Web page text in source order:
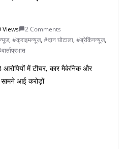
Views
2 Comments
,#क्राइमन्यूज,#दान घोटाला,#ब्रेकिंगन्यूज,
में टीचर, कार मैकेनिक और
सामने आई करोड़ों